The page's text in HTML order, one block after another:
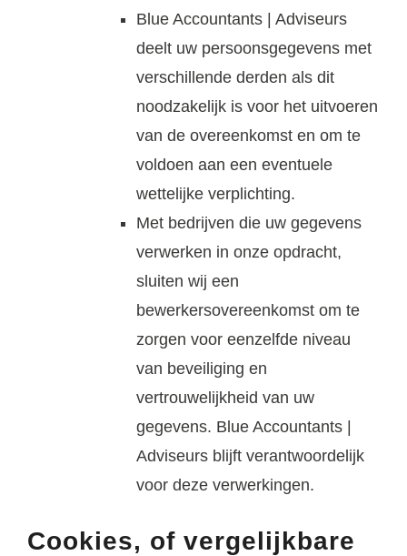
Blue Accountants | Adviseurs
deelt uw persoonsgegevens met
verschillende derden als dit
noodzakelijk is voor het uitvoeren
van de overeenkomst en om te
voldoen aan een eventuele
wettelijke verplichting.
Met bedrijven die uw gegevens
verwerken in onze opdracht,
sluiten wij een
bewerkersovereenkomst om te
zorgen voor eenzelfde niveau
van beveiliging en
vertrouwelijkheid van uw
gegevens. Blue Accountants |
Adviseurs blijft verantwoordelijk
voor deze verwerkingen.
Cookies, of vergelijkbare